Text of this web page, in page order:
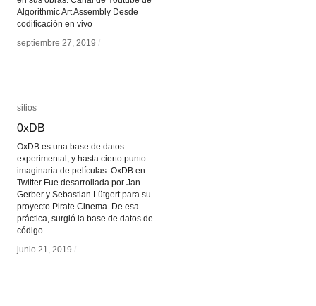
Algorithmic Art Assembly Desde
codificación en vivo
septiembre 27, 2019 /
septiembre 27, 2019 /
sitios
0xDB
OxDB es una base de datos
experimental, y hasta cierto punto
imaginaria de películas. OxDB en
Twitter Fue desarrollada por Jan
Gerber y Sebastian Lütgert para su
proyecto Pirate Cinema. De esa
práctica, surgió la base de datos de
código
junio 21, 2019 /
sitios
0xDB
junio 21, 2019 /